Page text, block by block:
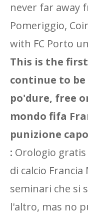
never far away
Pomeriggio,
with FC Porto
This is the
continue to
po'dure, free
mondo fifa
punizione
: Orologio
di calcio
seminari che si
l'altro, mas no